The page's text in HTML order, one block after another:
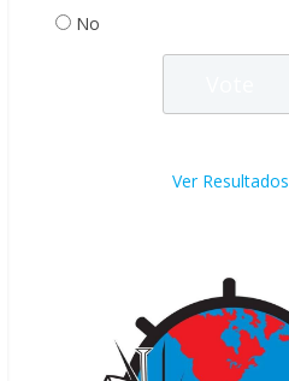
No
Ver Resultados